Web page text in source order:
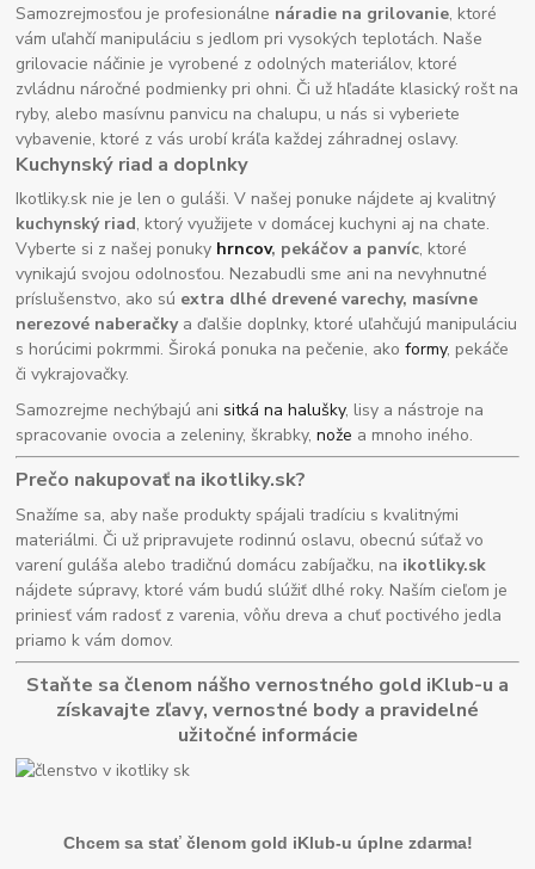
Samozrejmosťou je profesionálne náradie na grilovanie, ktoré
vám uľahčí manipuláciu s jedlom pri vysokých teplotách. Naše
grilovacie náčinie je vyrobené z odolných materiálov, ktoré
zvládnu náročné podmienky pri ohni. Či už hľadáte klasický rošt na
ryby, alebo masívnu panvicu na chalupu, u nás si vyberiete
vybavenie, ktoré z vás urobí kráľa každej záhradnej oslavy.
Kuchynský riad a doplnky
Ikotliky.sk nie je len o guláši. V našej ponuke nájdete aj kvalitný
kuchynský riad, ktorý využijete v domácej kuchyni aj na chate.
Vyberte si z našej ponuky hrncov, pekáčov a panvíc, ktoré
vynikajú svojou odolnosťou. Nezabudli sme ani na nevyhnutné
príslušenstvo, ako sú extra dlhé drevené varechy, masívne
nerezové naberačkya ďalšie doplnky, ktoré uľahčujú manipuláciu
s horúcimi pokrmmi. Široká ponuka na pečenie, akoformy, pekáče
či vykrajovačky.
Samozrejme nechýbajú anisitká na halušky, lisy a nástroje na
spracovanie ovocia a zeleniny, škrabky,nože a mnoho iného.
Prečo nakupovať na ikotliky.sk?
Snažíme sa, aby naše produkty spájali tradíciu s kvalitnými
materiálmi. Či už pripravujete rodinnú oslavu, obecnú súťaž vo
varení guláša alebo tradičnú domácu zabíjačku, na ikotliky.sk
nájdete súpravy, ktoré vám budú slúžiť dlhé roky. Naším cieľom je
priniesť vám radosť z varenia, vôňu dreva a chuť poctivého jedla
priamo k vám domov.
Staňte sa členom nášho vernostného gold iKlub-u a
získavajte zľavy, vernostné body a pravidelné
užitočné informácie
Chcem sa stať členom gold iKlub-u úplne zdarma!